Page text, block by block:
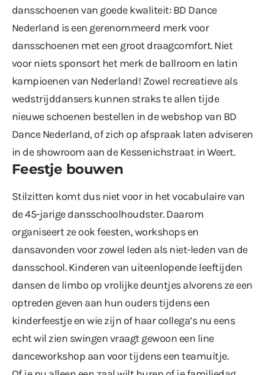
dansschoenen van goede kwaliteit: BD Dance
Nederland is een gerenommeerd merk voor
dansschoenen met een groot draagcomfort. Niet
voor niets sponsort het merk de ballroom en latin
kampioenen van Nederland! Zowel recreatieve als
wedstrijddansers kunnen straks te allen tijde
nieuwe schoenen bestellen in de webshop van BD
Dance Nederland, of zich op afspraak laten adviseren
in de showroom aan de Kessenichstraat in Weert.
Feestje bouwen
Stilzitten komt dus niet voor in het vocabulaire van
de 45-jarige dansschoolhoudster. Daarom
organiseert ze ook feesten, workshops en
dansavonden voor zowel leden als niet-leden van de
dansschool. Kinderen van uiteenlopende leeftijden
dansen de limbo op vrolijke deuntjes alvorens ze een
optreden geven aan hun ouders tijdens een
kinderfeestje en wie zijn of haar collega’s nu eens
echt wil zien swingen vraagt gewoon een line
danceworkshop aan voor tijdens een teamuitje.